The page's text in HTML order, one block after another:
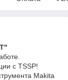
с TSSP!
Makita